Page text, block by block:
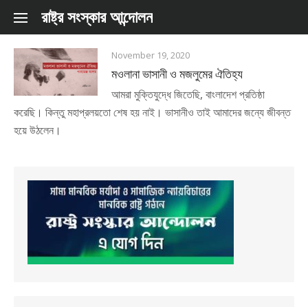
Skip to content
রাষ্ট্র সংস্কার আন্দোলন
November 19, 2020
মওলানা ভাসানী ও মজলুমের ঐতিহ্য
আমরা মুক্তিযুদ্ধে জিতেছি, বাংলাদেশ প্রতিষ্ঠা
করেছি। কিন্তু মহাপ্রলয়তো শেষ হয় নাই। ভাসানীও তাই আমাদের জন্যে জীবন্ত
হয়ে উঠলেন।